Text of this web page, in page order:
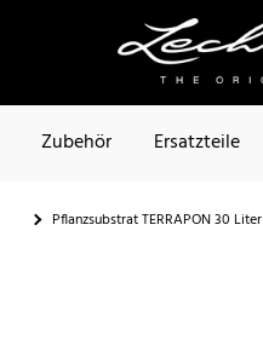
Zubehör Ersatzteile
Pflanzsubstrat TERRAPON 30 Liter